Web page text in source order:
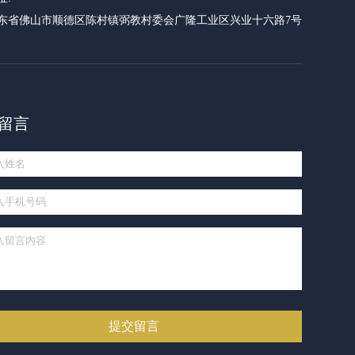
省佛山市顺德区陈村镇弼教村委会广隆工业区兴业十六路7号
言